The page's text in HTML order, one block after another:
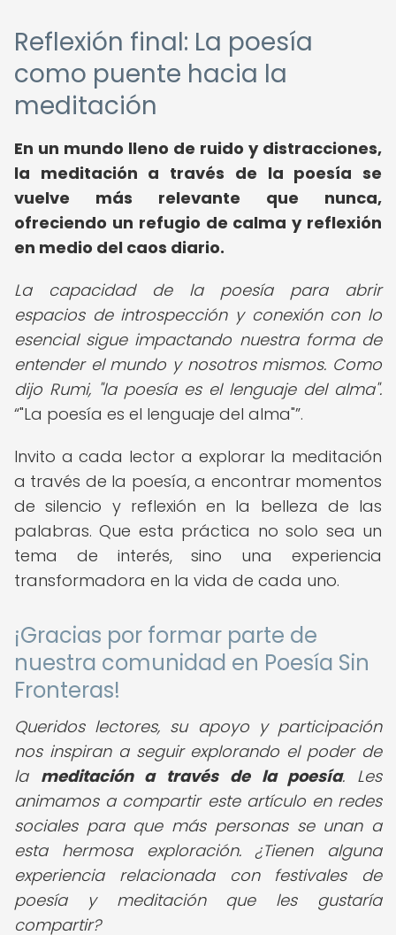
Reflexión final: La poesía
como puente hacia la
meditación
En un mundo lleno de ruido y distracciones,
la meditación a través de la poesía se
vuelve más relevante que nunca,
ofreciendo un refugio de calma y reflexión
en medio del caos diario.
La capacidad de la poesía para abrir
espacios de introspección y conexión con lo
esencial sigue impactando nuestra forma de
entender el mundo y nosotros mismos. Como
dijo Rumi, "la poesía es el lenguaje del alma".
"La poesía es el lenguaje del alma" .
Invito a cada lector a explorar la meditación
a través de la poesía, a encontrar momentos
de silencio y reflexión en la belleza de las
palabras. Que esta práctica no solo sea un
tema de interés, sino una experiencia
transformadora en la vida de cada uno.
¡Gracias por formar parte de
nuestra comunidad en Poesía Sin
Fronteras!
Queridos lectores, su apoyo y participación
nos inspiran a seguir explorando el poder de
la meditación a través de la poesía. Les
animamos a compartir este artículo en redes
sociales para que más personas se unan a
esta hermosa exploración. ¿Tienen alguna
experiencia relacionada con festivales de
poesía y meditación que les gustaría
compartir?